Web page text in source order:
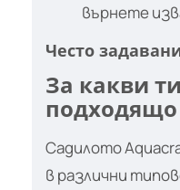
върнете
Често
За какви
подходящо
Садилото
в различни